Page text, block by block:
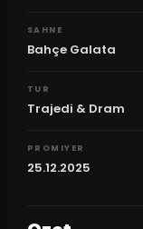
SAHNE
Bahçe Galata
TUR
Trajedi & Dram
PROMIYER
25.12.2025